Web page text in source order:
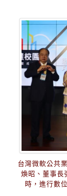
台灣微軟公共
煥昭、董事長
時，進行數